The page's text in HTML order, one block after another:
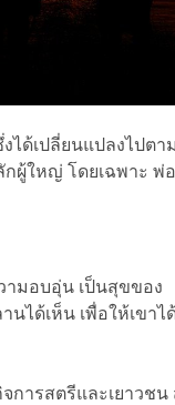
ได้เปลี่ยนแปลงไปตาม
ผู้ใหญ่ โดยเฉพาะ พ่
ามอบอุ่น เป็นสุขของ
นได้เห็น เพื่อให้เขา
ารสตรีและเยาวชน